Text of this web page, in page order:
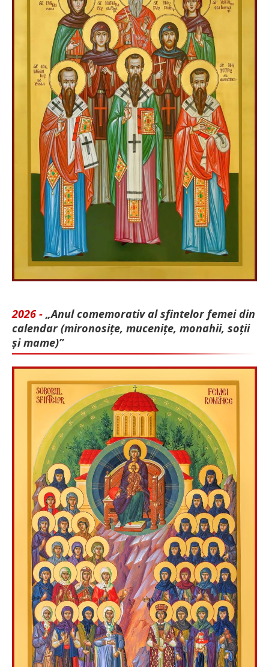
2026 - „Anul comemorativ al sfintelor femei din
calendar (mironosițe, mu­cenițe, monahii, soții
și mame)”